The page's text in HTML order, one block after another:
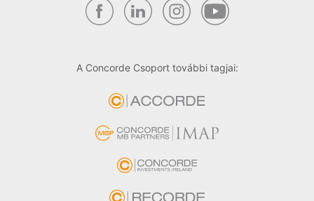
A Concorde Csoport további tagjai: